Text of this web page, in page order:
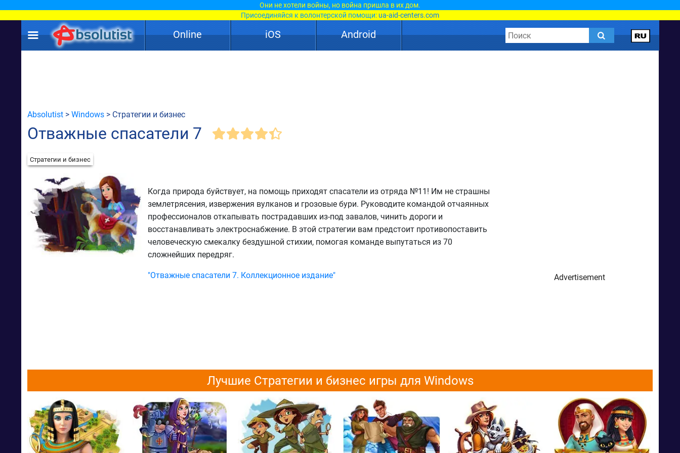
Они не хотели войны, но война пришла в их дом.
Присоединяйся к волонтерской помощи: ua-aid-centers.com
Online iOS Android
Absolutist > Windows > Стратегии и бизнес
Отважные спасатели 7
Стратегии и бизнес
Когда природа буйствует, на помощь приходят спасатели из отряда №11! Им не страшны
землетрясения, извержения вулканов и грозовые бури. Руководите командой отчаянных
профессионалов откапывать пострадавших из-под завалов, чинить дороги и
восстанавливать электроснабжение. В этой стратегии вам предстоит противопоставить
человеческую смекалку бездушной стихии, помогая команде выпутаться из 70
сложнейших передряг.
"Отважные спасатели 7. Коллекционное издание" Advertisement
Лучшие Стратегии и бизнес игры для Windows